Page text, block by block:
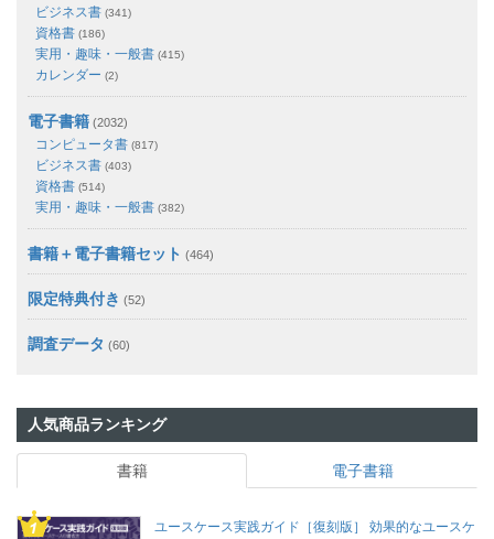
ビジネス書 (341)
資格書 (186)
実用・趣味・一般書 (415)
カレンダー (2)
電子書籍 (2032)
コンピュータ書 (817)
ビジネス書 (403)
資格書 (514)
実用・趣味・一般書 (382)
書籍＋電子書籍セット (464)
限定特典付き (52)
調査データ (60)
人気商品ランキング
書籍 電子書籍
ユースケース実践ガイド［復刻版］ 効果的なユースケ